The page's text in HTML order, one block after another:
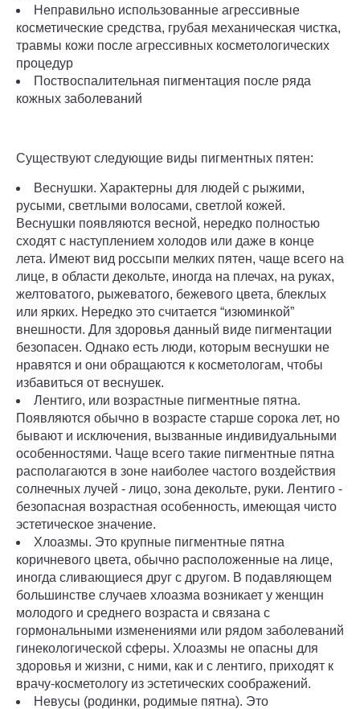
Неправильно использованные агрессивные
косметические средства, грубая механическая чистка,
травмы кожи после агрессивных косметологических
процедур
Поствоспалительная пигментация после ряда
кожных заболеваний
Существуют следующие виды пигментных пятен:
Веснушки. Характерны для людей с рыжими,
русыми, светлыми волосами, светлой кожей.
Веснушки появляются весной, нередко полностью
сходят с наступлением холодов или даже в конце
лета. Имеют вид россыпи мелких пятен, чаще всего на
лице, в области декольте, иногда на плечах, на руках,
желтоватого, рыжеватого, бежевого цвета, блеклых
или ярких. Нередко это считается “изюминкой”
внешности. Для здоровья данный виде пигментации
безопасен. Однако есть люди, которым веснушки не
нравятся и они обращаются к косметологам, чтобы
избавиться от веснушек.
Лентиго, или возрастные пигментные пятна.
Появляются обычно в возрасте старше сорока лет, но
бывают и исключения, вызванные индивидуальными
особенностями. Чаще всего такие пигментные пятна
располагаются в зоне наиболее частого воздействия
солнечных лучей - лицо, зона декольте, руки. Лентиго -
безопасная возрастная особенность, имеющая чисто
эстетическое значение.
Хлоазмы. Это крупные пигментные пятна
коричневого цвета, обычно расположенные на лице,
иногда сливающиеся друг с другом. В подавляющем
большинстве случаев хлоазма возникает у женщин
молодого и среднего возраста и связана с
гормональными изменениями или рядом заболеваний
гинекологической сферы. Хлоазмы не опасны для
здоровья и жизни, с ними, как и с лентиго, приходят к
врачу-косметологу из эстетических соображений.
Невусы (родинки, родимые пятна). Это